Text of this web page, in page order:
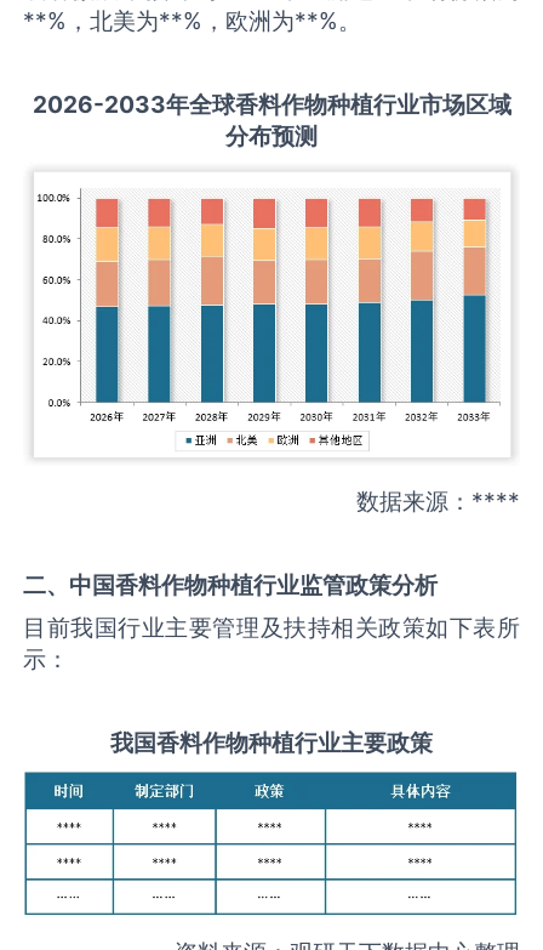
**%，北美为**%，欧洲为**%。
2026-2033年全球香料作物种植行业市场区域
分布预测
数据来源：****
二、中国香料作物种植行业监管政策分析
目前我国行业主要管理及扶持相关政策如下表所
示：
我国香料作物种植行业主要政策